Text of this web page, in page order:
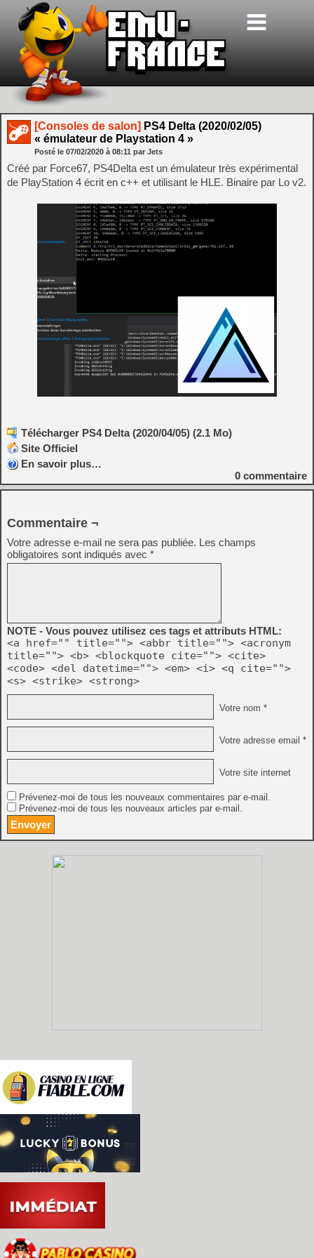
[Consoles de salon] PS4 Delta (2020/02/05)
« émulateur de Playstation 4 »
Posté le 07/02/2020 à 08:11 par Jets
Créé par Force67, PS4Delta est un émulateur très expérimental
de PlayStation 4 écrit en c++ et utilisant le HLE. Binaire par Lo v2.
Télécharger PS4 Delta (2020/04/05) (2.1 Mo)
Site Officiel
En savoir plus…
0 commentaire
Commentaire ¬
Votre adresse e-mail ne sera pas publiée. Les champs
obligatoires sont indiqués avec *
NOTE - Vous pouvez utilisez ces tags et attributs HTML:
<a href="" title=""> <abbr title=""> <acronym
title=""> <b> <blockquote cite=""> <cite>
<code> <del datetime=""> <em> <i> <q cite="">
<s> <strike> <strong>
Votre nom *
Votre adresse email *
Votre site internet
Prévenez-moi de tous les nouveaux commentaires par e-mail.
Prévenez-moi de tous les nouveaux articles par e-mail.